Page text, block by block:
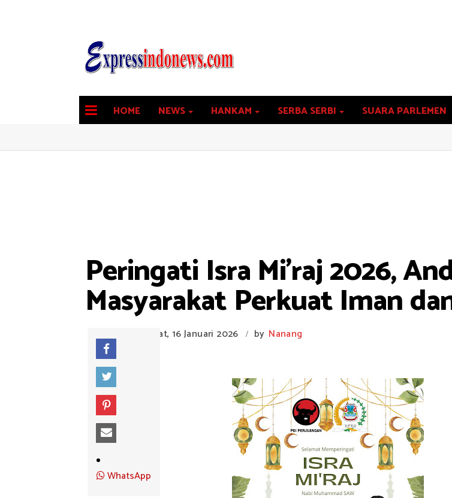
HOME NEWS HANKAM SERBA SERBI SUARA PARLEMEN
Peringati Isra Mi’raj 2026,
Masyarakat Perkuat Iman
Jumat, 16 Januari 2026 / by Nanang
WhatsApp